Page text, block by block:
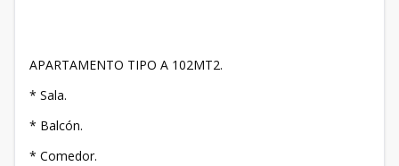
APARTAMENTO TIPO A 102MT2.
* Sala.
* Balcón.
* Comedor.